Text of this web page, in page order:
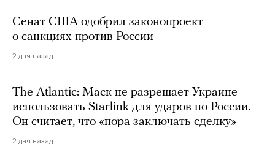
Сенат США одобрил законопроект
о санкциях против России
2 дня назад
The Atlantic: Маск не разрешает Украине
использовать Starlink для ударов по России.
Он считает, что «пора заключать сделку»
2 дня назад